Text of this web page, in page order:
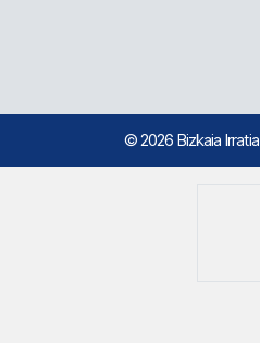
© 2026 Bizkaia Irratia